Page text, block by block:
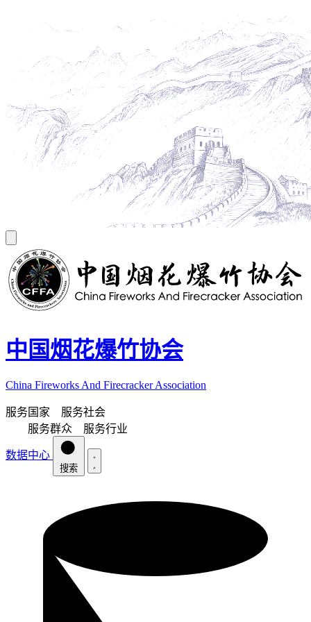
中国烟花爆竹协会
China Fireworks And Firecracker Association
服务国家 服务社会
服务群众 服务行业
数据中心
搜索